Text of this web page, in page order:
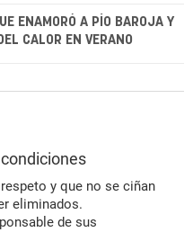
ENAMORÓ A PÍO BAROJA Y
CALOR EN VERANO
y que no se ciñan
eliminados.
de sus